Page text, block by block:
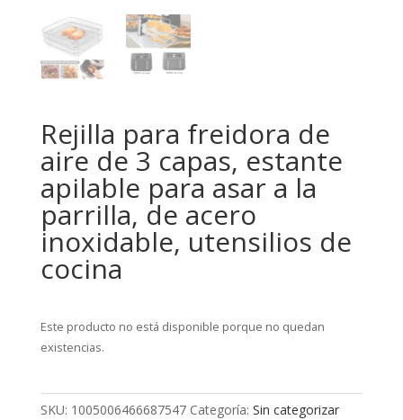
Rejilla para freidora de
aire de 3 capas, estante
apilable para asar a la
parrilla, de acero
inoxidable, utensilios de
cocina
Este producto no está disponible porque no quedan
existencias.
SKU: 1005006466687547 Categoría: Sin categorizar